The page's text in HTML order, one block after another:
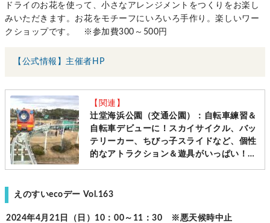
ドライのお花を使って、小さなアレンジメントをつくりをお楽し
みいただきます。お花をモチーフにいろいろ手作り。楽しいワー
クショップです。 ※参加費300～500円
【公式情報】主催者HP
【関連】
辻堂海浜公園（交通公園）：自転車練習＆
自転車デビューに！スカイサイクル、バッ
テリーカー、ちびっ子スライドなど、個性
的なアトラクション＆遊具がいっぱい！湘
えのすいecoデー Vol.163
2024年4月21日（日）10：00～11：30 ※悪天候時中止